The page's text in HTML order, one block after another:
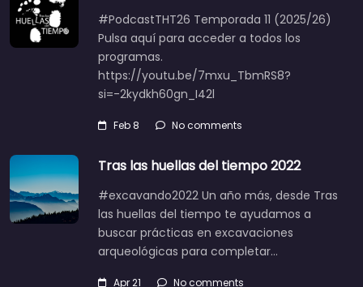
#PodcastTHT26 Temporada 11 (2025/26)
Pulsa aquí para acceder a todos los
programas.
https://youtu.be/7mxu_TbmRS8?
si=-2kydkh60gn_I42l
Feb 8 No comments
Tras las huellas del tiempo 2022
#excavando2022 Un año más, desde Tras
las huellas del tiempo te ayudamos a
buscar prácticas en excavaciones
arqueológicas para completar…
Apr 21 No comments